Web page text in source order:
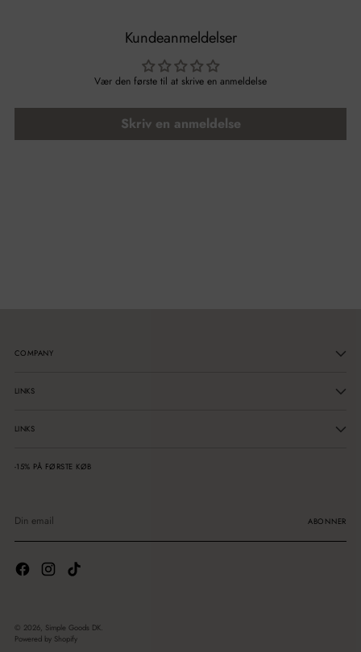
Kundeanmeldelser
Vær den første til at skrive en anmeldelse
Skriv en anmeldelse
COMPANY
LINKS
LINKS
-15% PÅ FØRSTE KØB
email
ABONNER
© 2026, Simple Goods DK.
Powered by Shopify